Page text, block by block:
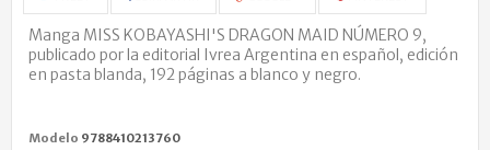
Manga MISS KOBAYASHI'S DRAGON MAID NÚMERO 9,
publicado por la editorial Ivrea Argentina en español, edición
en pasta blanda, 192 páginas a blanco y negro.
Modelo 9788410213760